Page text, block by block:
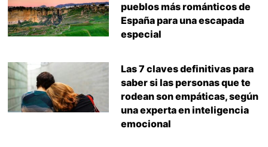
pueblos más románticos de
España para una escapada
especial
Las 7 claves definitivas para
saber si las personas que te
rodean son empáticas, según
una experta en inteligencia
emocional